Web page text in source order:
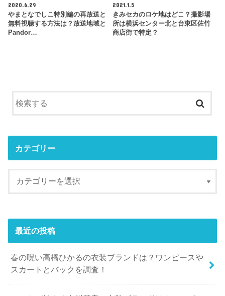
2020.6.29
やまとなでしこ特別編の再放送と
無料視聴する方法は？放送地域と
Pandor…
2021.1.5
きみセカのロケ地はどこ？撮影場
所は横浜センター北と台東区佐竹
商店街で特定？
カテゴリー
最近の投稿
春の呪い高橋ひかるの衣装ブランドは？ワンピースや
スカートとバックを調査！